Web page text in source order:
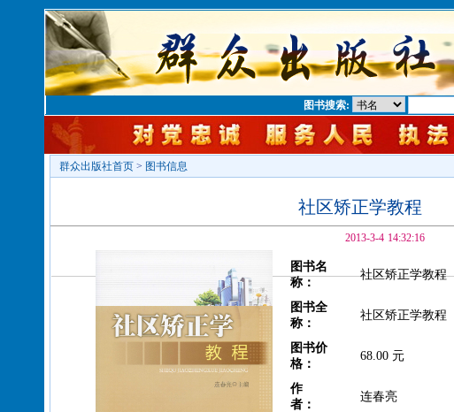
图书搜索:
群众出版社首页 > 图书信息
社区矫正学教程
2013-3-4 14:32:16
图书名
称：
社区矫正学教程
图书全
称：
社区矫正学教程
图书价
格：
68.00 元
作
者：
连春亮